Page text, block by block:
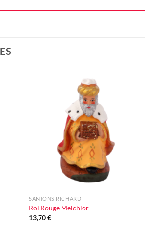
SANTONS RICHARD
Roi Rouge Melchior
13,70€